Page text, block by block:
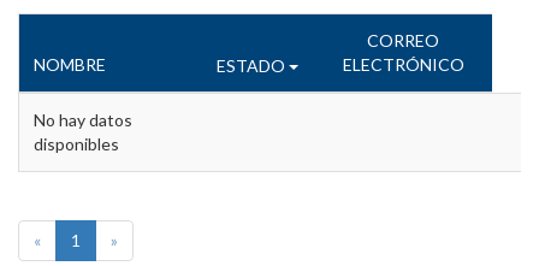
NOMBRE ESTADO
CORREO
ELECTRÓNICO
No hay datos
disponibles
« 1 »